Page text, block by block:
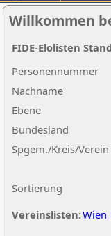
Willkommen
Nachname
Ebene
Sortierung
Personennummer
Bundesland
Spgem./Kreis/Verein
Vereinslisten:Wien
FIDE-Elolisten Stand